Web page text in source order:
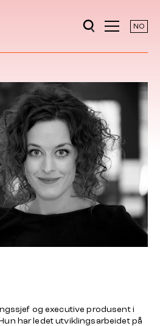
NO
og executive produsent i
har ledet utviklingsarbeidet på